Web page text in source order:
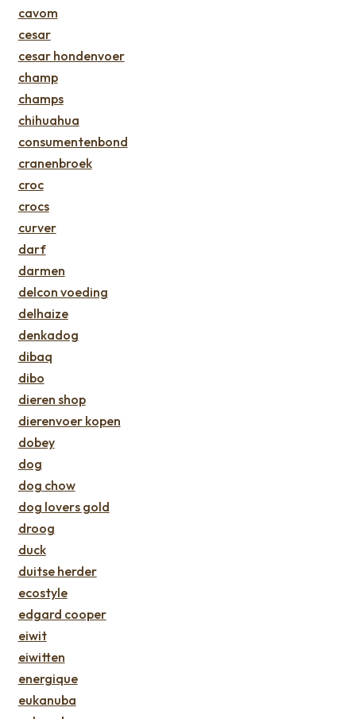
cavom
cesar
cesar hondenvoer
champ
champs
chihuahua
consumentenbond
cranenbroek
croc
crocs
curver
darf
darmen
delcon voeding
delhaize
denkadog
dibaq
dibo
dieren shop
dierenvoer kopen
dobey
dog
dog chow
dog lovers gold
droog
duck
duitse herder
ecostyle
edgard cooper
eiwit
eiwitten
energique
eukanuba